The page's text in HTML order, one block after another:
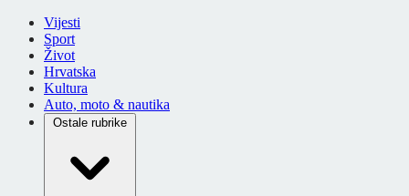
Vijesti
Sport
Život
Hrvatska
Kultura
Auto, moto & nautika
Ostale rubrike